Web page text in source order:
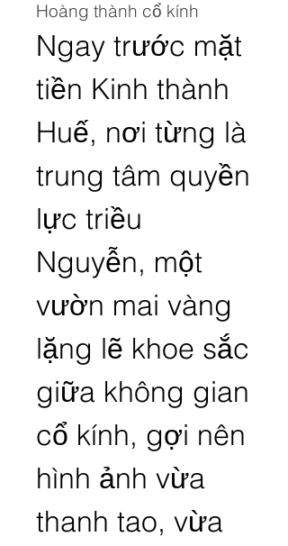
Hoàng thành cổ kính
Ngay trước mặt
tiền Kinh thành
Huế, nơi từng là
trung tâm quyền
lực triều
Nguyễn, một
vườn mai vàng
lặng lẽ khoe sắc
giữa không gian
cổ kính, gợi nên
hình ảnh vừa
thanh tao, vừa